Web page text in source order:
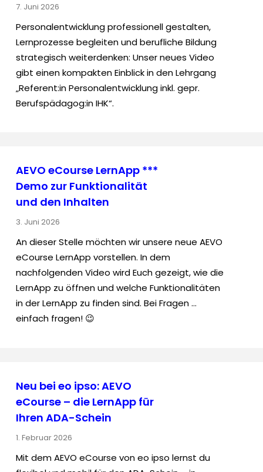
7. Juni 2026
Personalentwicklung professionell gestalten,
Lernprozesse begleiten und berufliche Bildung
strategisch weiterdenken: Unser neues Video
gibt einen kompakten Einblick in den Lehrgang
„Referent:in Personalentwicklung inkl. gepr.
Berufspädagog:in IHK“.
AEVO eCourse LernApp ***
Demo zur Funktionalität
und den Inhalten
3. Juni 2026
An dieser Stelle möchten wir unsere neue AEVO
eCourse LernApp vorstellen. In dem
nachfolgenden Video wird Euch gezeigt, wie die
LernApp zu öffnen und welche Funktionalitäten
in der LernApp zu finden sind. Bei Fragen …
einfach fragen! 😉
Neu bei eo ipso: AEVO
eCourse – die LernApp für
Ihren ADA-Schein
1. Februar 2026
Mit dem AEVO eCourse von eo ipso lernst du